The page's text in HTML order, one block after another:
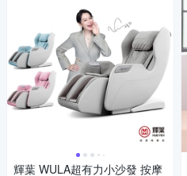
輝葉 WULA超有力小沙發 按摩